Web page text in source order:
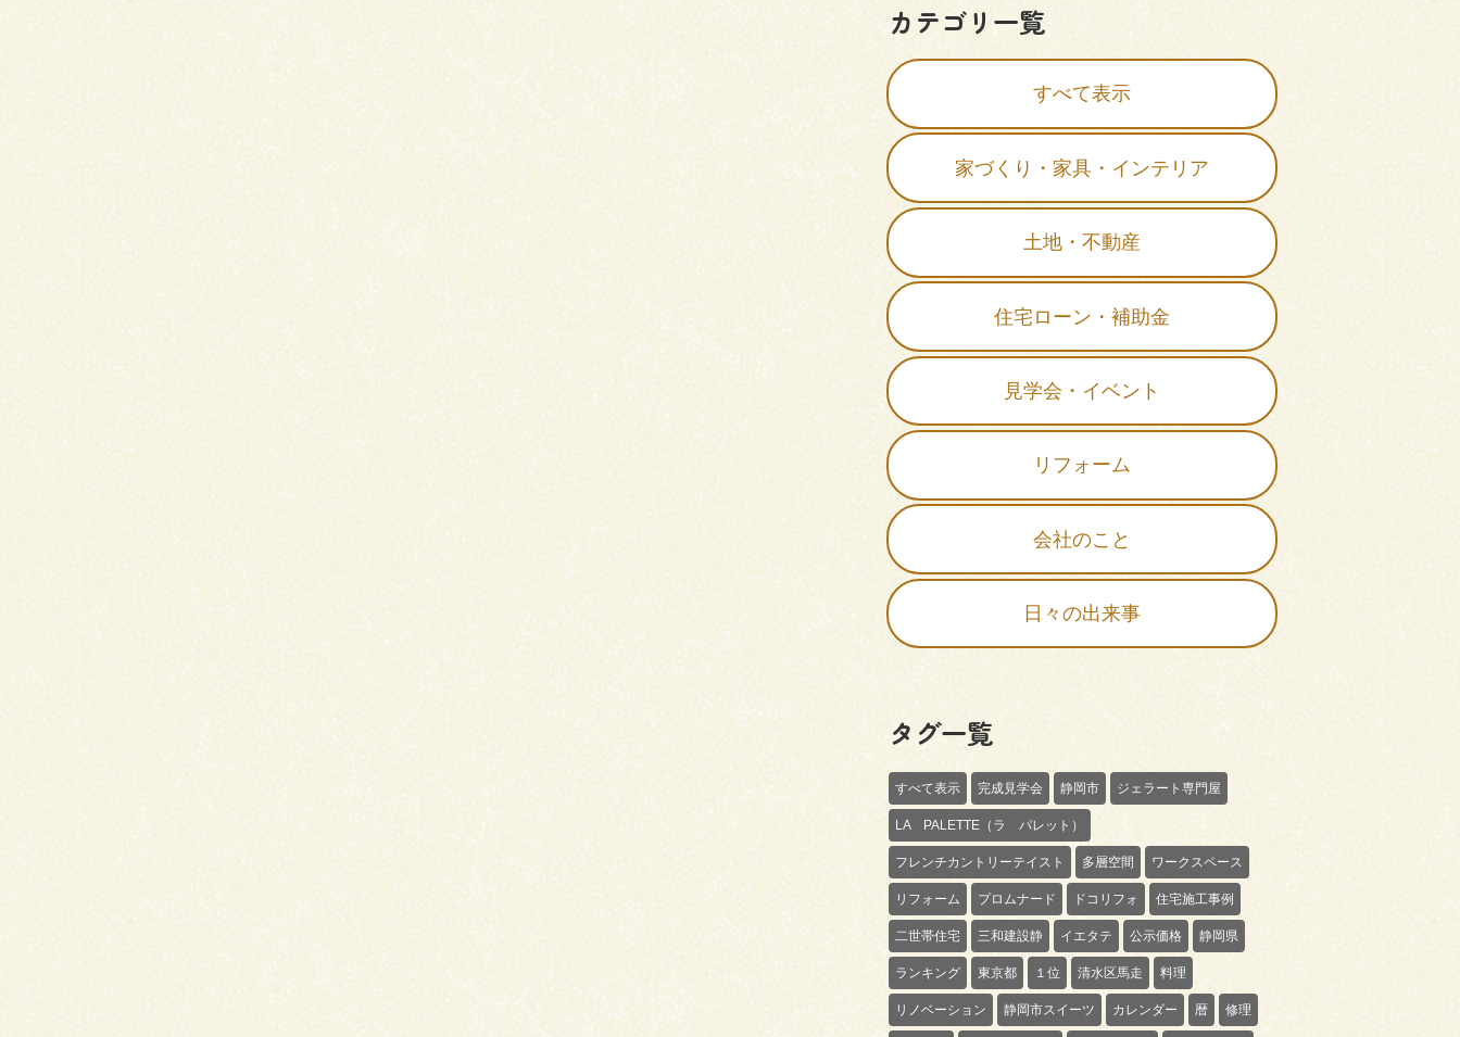
カテゴリ一覧
すべて表示
家づくり・家具・インテリア
土地・不動産
住宅ローン・補助金
見学会・イベント
リフォーム
会社のこと
日々の出来事
タグ一覧
すべて表示 完成見学会 静岡市 ジェラート専門屋
LA PALETTE（ラ パレット）
フレンチカントリーテイスト 多層空間 ワークスペース
リフォーム プロムナード ドコリフォ 住宅施工事例
二世帯住宅 三和建設静 イエタテ 公示価格 静岡県
ランキング 東京都 １位 清水区馬走 料理
リノベーション 静岡市スイーツ カレンダー 暦 修理